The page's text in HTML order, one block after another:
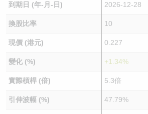
到期日 (年-月-日) 2026-12-28
換股比率 10
現價 (港元) 0.227
變化 (%) +1.34%
實際槓桿 (倍) 5.3倍
引伸波幅 (%) 47.79%